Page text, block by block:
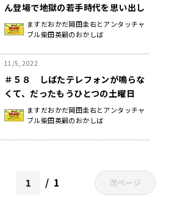
ん登場で地獄の若手時代を思い出し
たもうひとつの土曜日
ますだおかだ岡田圭右とアンタッチャ
ブル柴田英嗣のおかしば
11/5, 2022
＃５８ しばたテレフォンが鳴らな
くて、だったもうひとつの土曜日
ますだおかだ岡田圭右とアンタッチャ
ブル柴田英嗣のおかしば
1 次ページ